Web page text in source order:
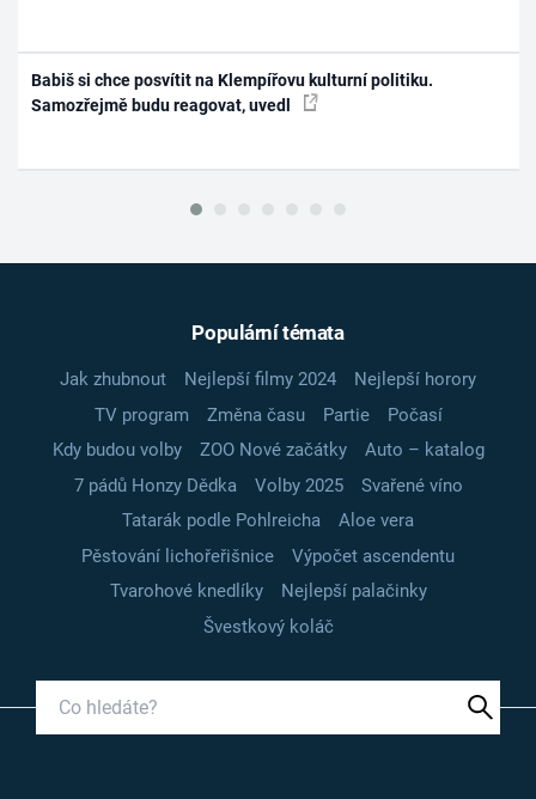
Babiš si chce posvítit na Klempířovu kulturní politiku.
Samozřejmě budu reagovat, uvedl
Populární témata
Jak zhubnout Nejlepší filmy 2024
Nejlepší horory
TV program
Změna času Partie
Počasí
Kdy budou volby
ZOO Nové začátky
Auto – katalog
7 pádů Honzy Dědka
Volby 2025
Svařené víno
Tatarák podle Pohlreicha
Aloe vera
Pěstování lichořeřišnice
Výpočet ascendentu
Tvarohové knedlíky
Nejlepší palačinky
Švestkový koláč